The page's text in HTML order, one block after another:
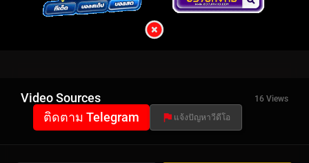
Video Sources 16 Views
ติดตาม Telegram แจ้งปัญหาวีดีโอ